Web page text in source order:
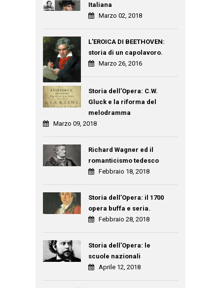
Italiana
Marzo 02, 2018
L’EROICA DI BEETHOVEN:
storia di un capolavoro.
Marzo 26, 2016
Storia dell’Opera: C.W.
Gluck e la riforma del
melodramma
Marzo 09, 2018
Richard Wagner ed il
romanticismo tedesco
Febbraio 18, 2018
Storia dell’Opera: il 1700
opera buffa e seria.
Febbraio 28, 2018
Storia dell’Opera: le
scuole nazionali
Aprile 12, 2018